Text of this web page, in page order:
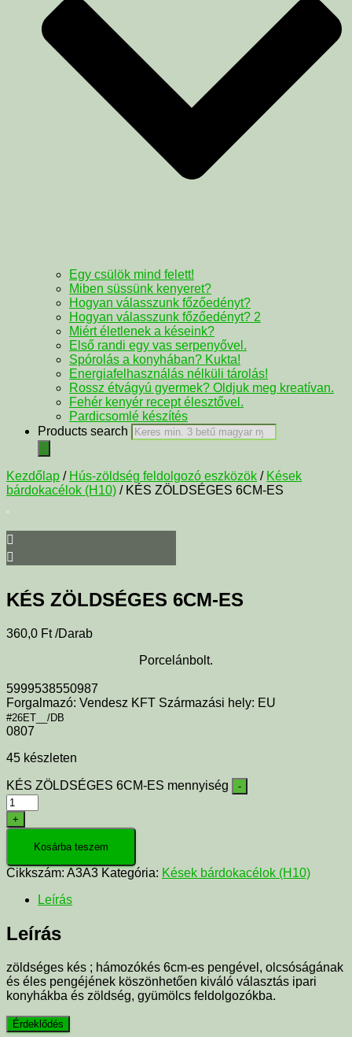
Egy csülök mind felett!
Miben süssünk kenyeret?
Hogyan válasszunk főzőedényt?
Hogyan válasszunk főzőedényt? 2
Miért életlenek a késeink?
Első randi egy vas serpenyővel.
Spórolás a konyhában? Kukta!
Energiafelhasználás nélküli tárolás!
Rossz étvágyú gyermek? Oldjuk meg kreatívan.
Fehér kenyér recept élesztővel.
Pardicsomlé készítés
Products search
Kezdőlap / Hús-zöldség feldolgozó eszközök / Kések
bárdokacélok (H10) / KÉS ZÖLDSÉGES 6CM-ES
KÉS ZÖLDSÉGES 6CM-ES
360,0 Ft /Darab
Porcelánbolt.
5999538550987
Forgalmazó: Vendesz KFT Származási hely: EU
#26ET__/DB
0807
45 készleten
KÉS ZÖLDSÉGES 6CM-ES mennyiség -
+
Kosárba teszem
Cikkszám: A3A3 Kategória: Kések bárdokacélok (H10)
Leírás
Leírás
zöldséges kés ; hámozókés 6cm-es pengével, olcsóságának
és éles pengéjének köszönhetően kiváló választás ipari
konyhákba és zöldség, gyümölcs feldolgozókba.